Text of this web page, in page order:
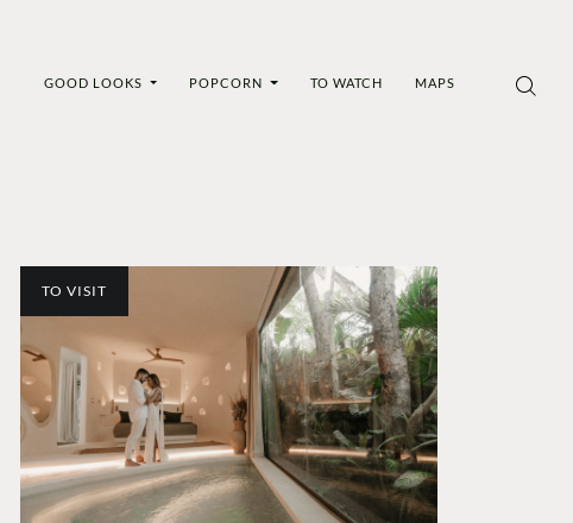
GOOD LOOKS POPCORN TO WATCH MAPS
TO VISIT